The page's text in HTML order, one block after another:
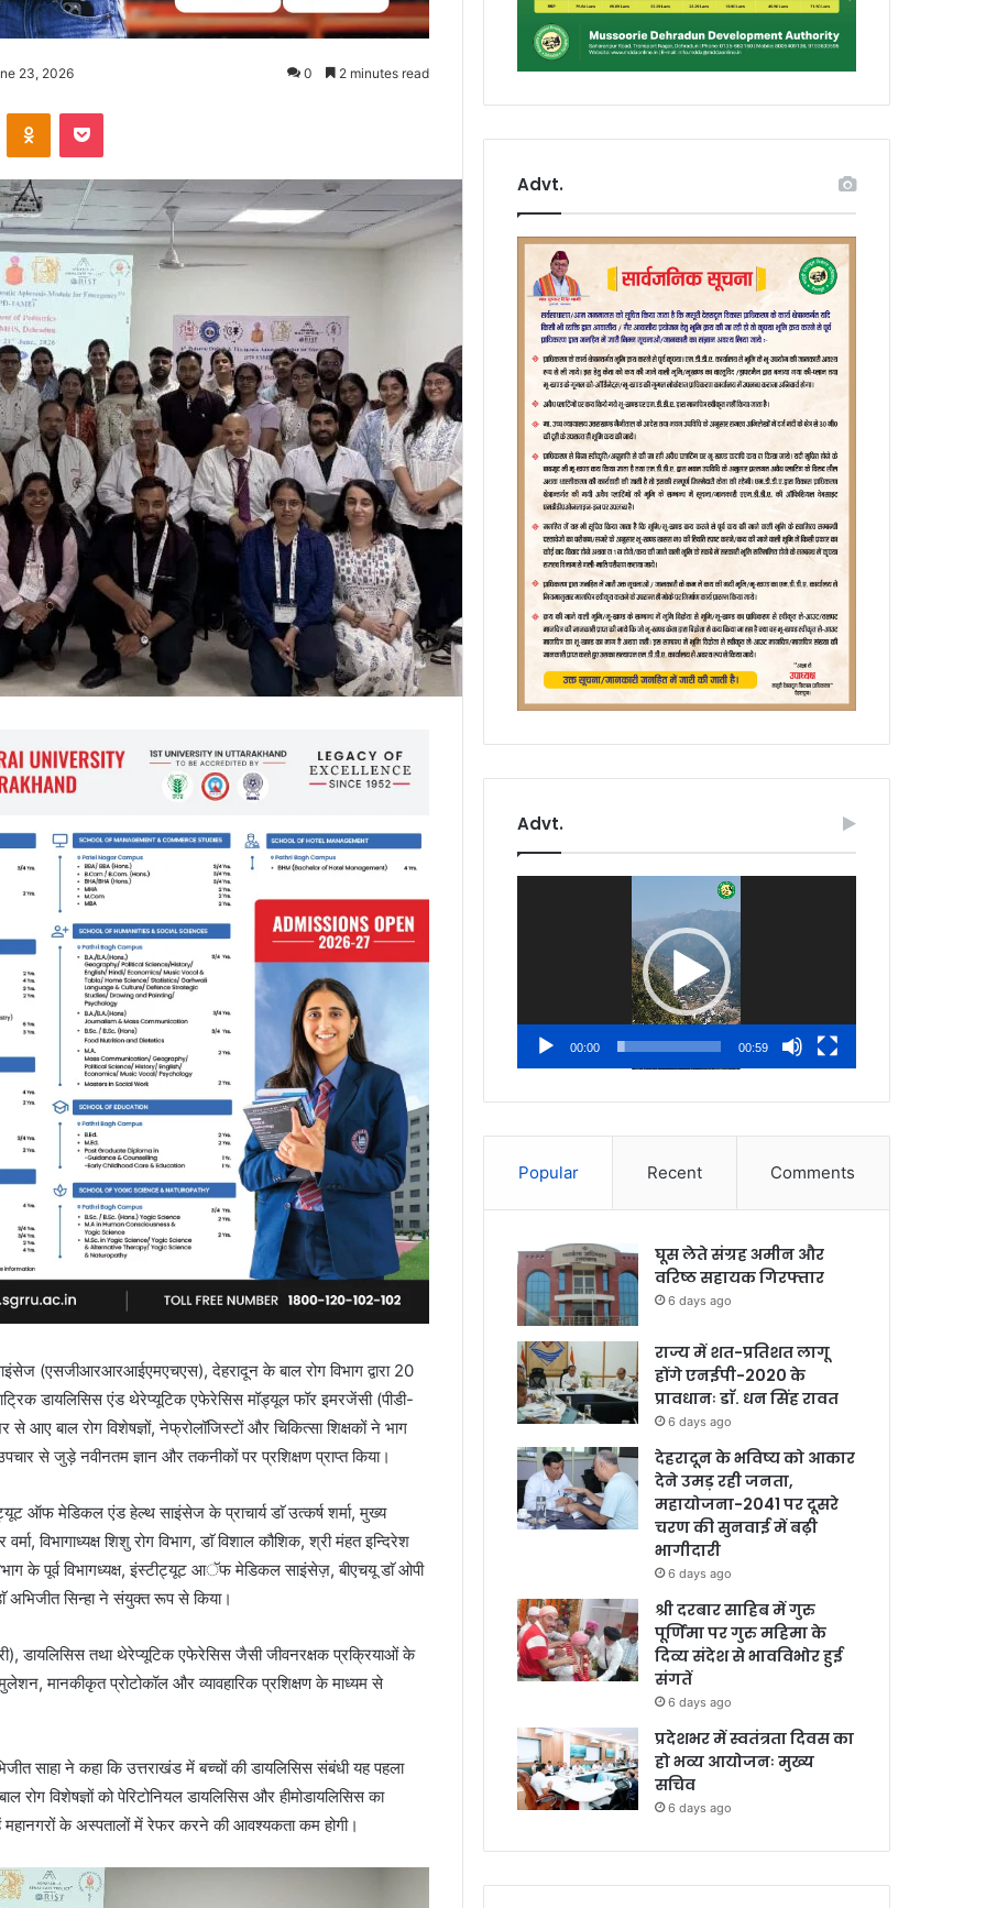
23, 2026 0 2 minutes read
(एसजीआरआरआईएमएचएस), देहरादून के बाल रोग विभाग द्वारा 20
डायलिसिस एंड थेरेप्यूटिक एफेरेसिस मॉड्यूल फॉर इमरजेंसी (पीडी-
बाल रोग विशेषज्ञों, नेफ्रोलॉजिस्टों और चिकित्सा शिक्षकों ने भाग
से जुड़े नवीनतम ज्ञान और तकनीकों पर प्रशिक्षण प्राप्त किया।
ऑफ मेडिकल एंड हेल्थ साइंसेज के प्राचार्य डाॅ उत्कर्ष शर्मा, मुख्य
विभागाध्यक्ष शिशु रोग विभाग, डाॅ विशाल कौशिक, श्री मंहत इन्दिरेश
के पूर्व विभागध्यक्ष, इंस्टीट्यूट आॅफ मेडिकल साइंसेज़, बीएचयू डाॅ ओपी
अभिजीत सिन्हा ने संयुक्त रूप से किया।
डायलिसिस तथा थेरेप्यूटिक एफेरेसिस जैसी जीवनरक्षक प्रक्रियाओं के
मानकीकृत प्रोटोकॉल और व्यावहारिक प्रशिक्षण के माध्यम से
साहा ने कहा कि उत्तराखंड में बच्चों की डायलिसिस संबंधी यह पहला
विशेषज्ञों को पेरिटोनियल डायलिसिस और हीमोडायलिसिस का
के अस्पतालों में रेफर करने की आवश्यकता कम होगी।
Advt.
Advt.
00:00 00:59
Popular Recent Comments
घूस लेते संग्रह अमीन और
वरिष्ठ सहायक गिरफ्तार
6 days ago
राज्य में शत-प्रतिशत लागू
होंगे एनईपी-2020 के
प्रावधानः डाॅ. धन सिंह रावत
6 days ago
देहरादून के भविष्य को आकार
देने उमड़ रही जनता,
महायोजना-2041 पर दूसरे
चरण की सुनवाई में बढ़ी
भागीदारी
6 days ago
श्री दरबार साहिब में गुरु
पूर्णिमा पर गुरु महिमा के
दिव्य संदेश से भावविभोर हुई
संगतें
6 days ago
प्रदेशभर में स्वतंत्रता दिवस का
हो भव्य आयोजनः मुख्य
सचिव
6 days ago